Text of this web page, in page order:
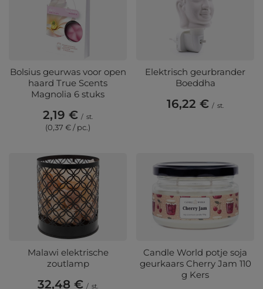
Bolsius geurwas voor open
haard True Scents
Magnolia 6 stuks
2,19 € / st.
(0,37 € / pc.)
Elektrisch geurbrander
Boeddha
16,22 € / st.
Malawi elektrische
zoutlamp
32,48 € / st.
Candle World potje soja
geurkaars Cherry Jam 110
g Kers